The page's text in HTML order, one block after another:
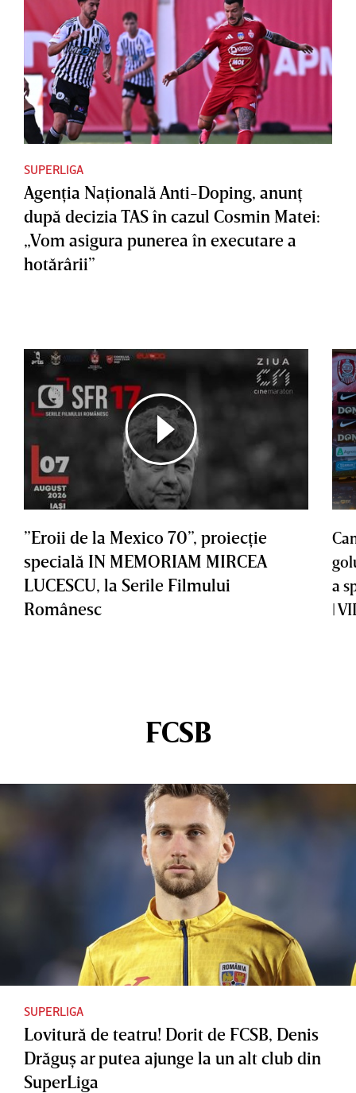
SUPERLIGA
Agenţia Naţională Anti-Doping, anunţ
după decizia TAS în cazul Cosmin Matei:
„Vom asigura punerea în executare a
hotărârii”
”Eroii de la Mexico 70”, proiecţie
specială IN MEMORIAM MIRCEA
LUCESCU, la Serile Filmului
Românesc
a
|
FCSB
SUPERLIGA
Lovitură de teatru! Dorit de FCSB, Denis
Drăguş ar putea ajunge la un alt club din
SuperLiga